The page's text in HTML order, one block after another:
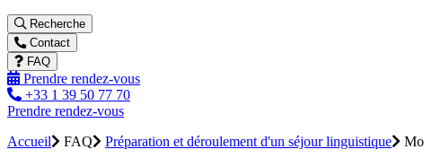
Recherche
Contact
FAQ
Prendre rendez-vous
+33 1 39 50 77 70
Prendre rendez-vous
Accueil
FAQ Préparation et déroulement d'un séjour linguistique